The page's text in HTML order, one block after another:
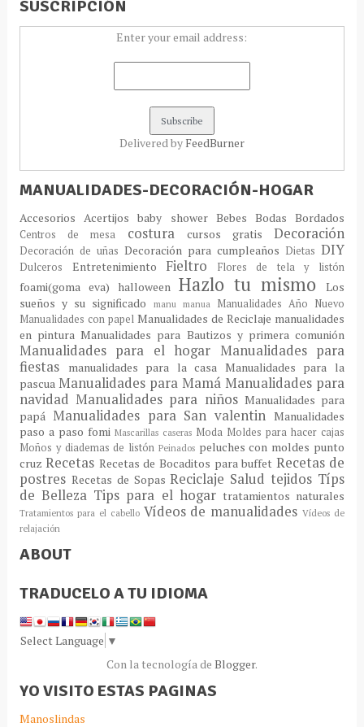
SUSCRIPCIÓN
Enter your email address:
Delivered by FeedBurner
MANUALIDADES-DECORACIÓN-HOGAR
Accesorios Acertijosbaby shower Bebes BodasBordados
Centros de mesa costura cursos gratisDecoración
Decoración de uñas Decoración para cumpleaños DietasDIY
Dulceros Entretenimiento Fieltro Flores de tela y listón
foami(goma eva) halloween Hazlo tu mismoLos
sueños y su significado
manu manua Manualidades Año Nuevo
Manualidades con papel Manualidades de Reciclaje manualidades
en pinturaManualidades para Bautizos y primera comunión
Manualidades para el hogar Manualidades para
fiestas
manualidades para la casa Manualidades para la
pascua Manualidades para MamáManualidades para
navidadManualidades para niños Manualidades para
papá Manualidades para San valentinManualidades
paso a paso fomi Mascarillas caseras Moda Moldes para hacer cajas
Moños y diademas de listón Peinados peluches con moldes punto
cruzRecetas Recetas de Bocaditos para buffet Recetas de
postres Recetas de SopasReciclaje Saludtejidos Típs
de Belleza Tips para el hogar tratamientos naturales
Tratamientos para el cabello Vídeos de manualidadesVídeos de
relajación
ABOUT
TRADUCELO A TU IDIOMA
Select Language ▼
Con la tecnología de Blogger.
YO VISITO ESTAS PAGINAS
Manoslindas